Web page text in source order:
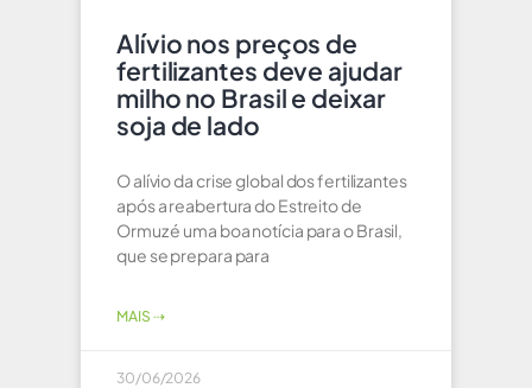
Alívio nos preços de
fertilizantes deve ajudar
milho no Brasil e deixar
soja de lado
O alívio da crise global dos fertilizantes
após a reabertura do Estreito de
Ormuz é uma boa notícia para o Brasil,
que se prepara para
MAIS ⇢
30/06/2026